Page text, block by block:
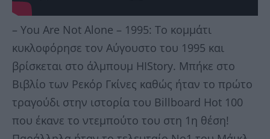
– You Are Not Alone – 1995: Tο κομμάτι
κυκλοφόρησε τον Αύγουστο του 1995 και
βρίσκεται στο άλμπουμ HIStory. Μπήκε στο
Βιβλίο των Ρεκόρ Γκίνες καθώς ήταν το πρώτο
τραγούδι στην ιστορία του Billboard Hot 100
που έκανε το ντεμπούτο του στη 1η θέση!